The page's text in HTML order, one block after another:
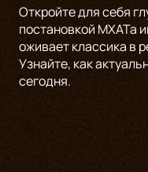
Откройте для себя
постановкой МХАТа
оживает классика в
Узнайте, как
сегодня.